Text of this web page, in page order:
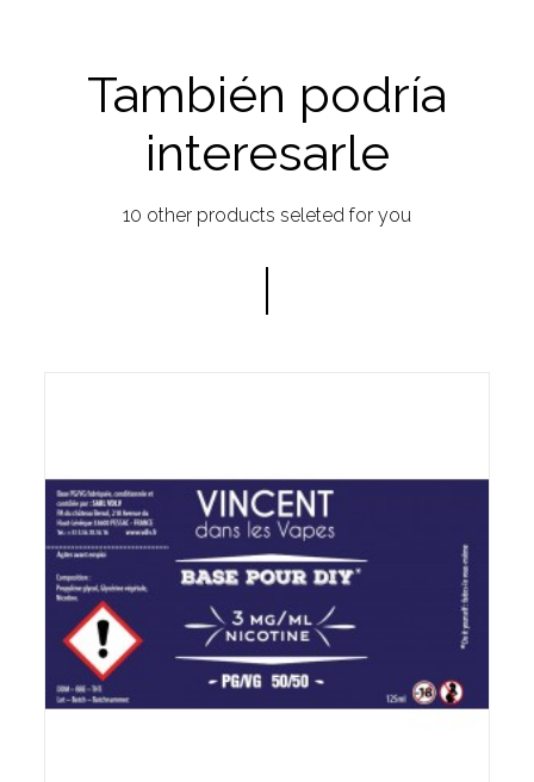
También podría
interesarle
10 other products seleted for you